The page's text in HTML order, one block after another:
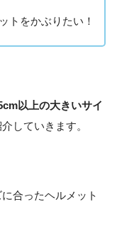
トをかぶりたい！
以上の大きいサイ
していきます。
合ったヘルメット